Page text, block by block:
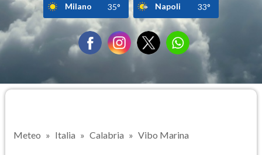
Milano 35° Napoli 33°
Meteo Italia Calabria Vibo Marina